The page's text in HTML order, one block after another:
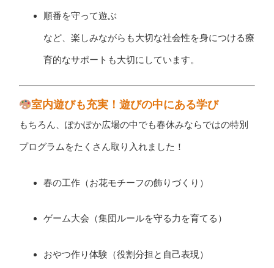
順番を守って遊ぶ
など、楽しみながらも大切な社会性を身につける療
育的なサポートも大切にしています。
室内遊びも充実！遊びの中にある学び
もちろん、ぽかぽか広場の中でも春休みならではの特別
プログラムをたくさん取り入れました！
春の工作（お花モチーフの飾りづくり）
ゲーム大会（集団ルールを守る力を育てる）
おやつ作り体験（役割分担と自己表現）